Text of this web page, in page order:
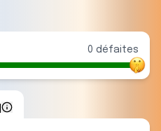
0 défaites